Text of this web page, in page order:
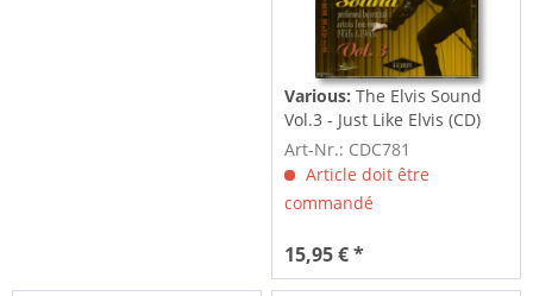
Various: The Elvis Sound
Vol.3 - Just Like Elvis (CD)
Art-Nr.: CDC781
Article doit être
commandé
15,95 € *